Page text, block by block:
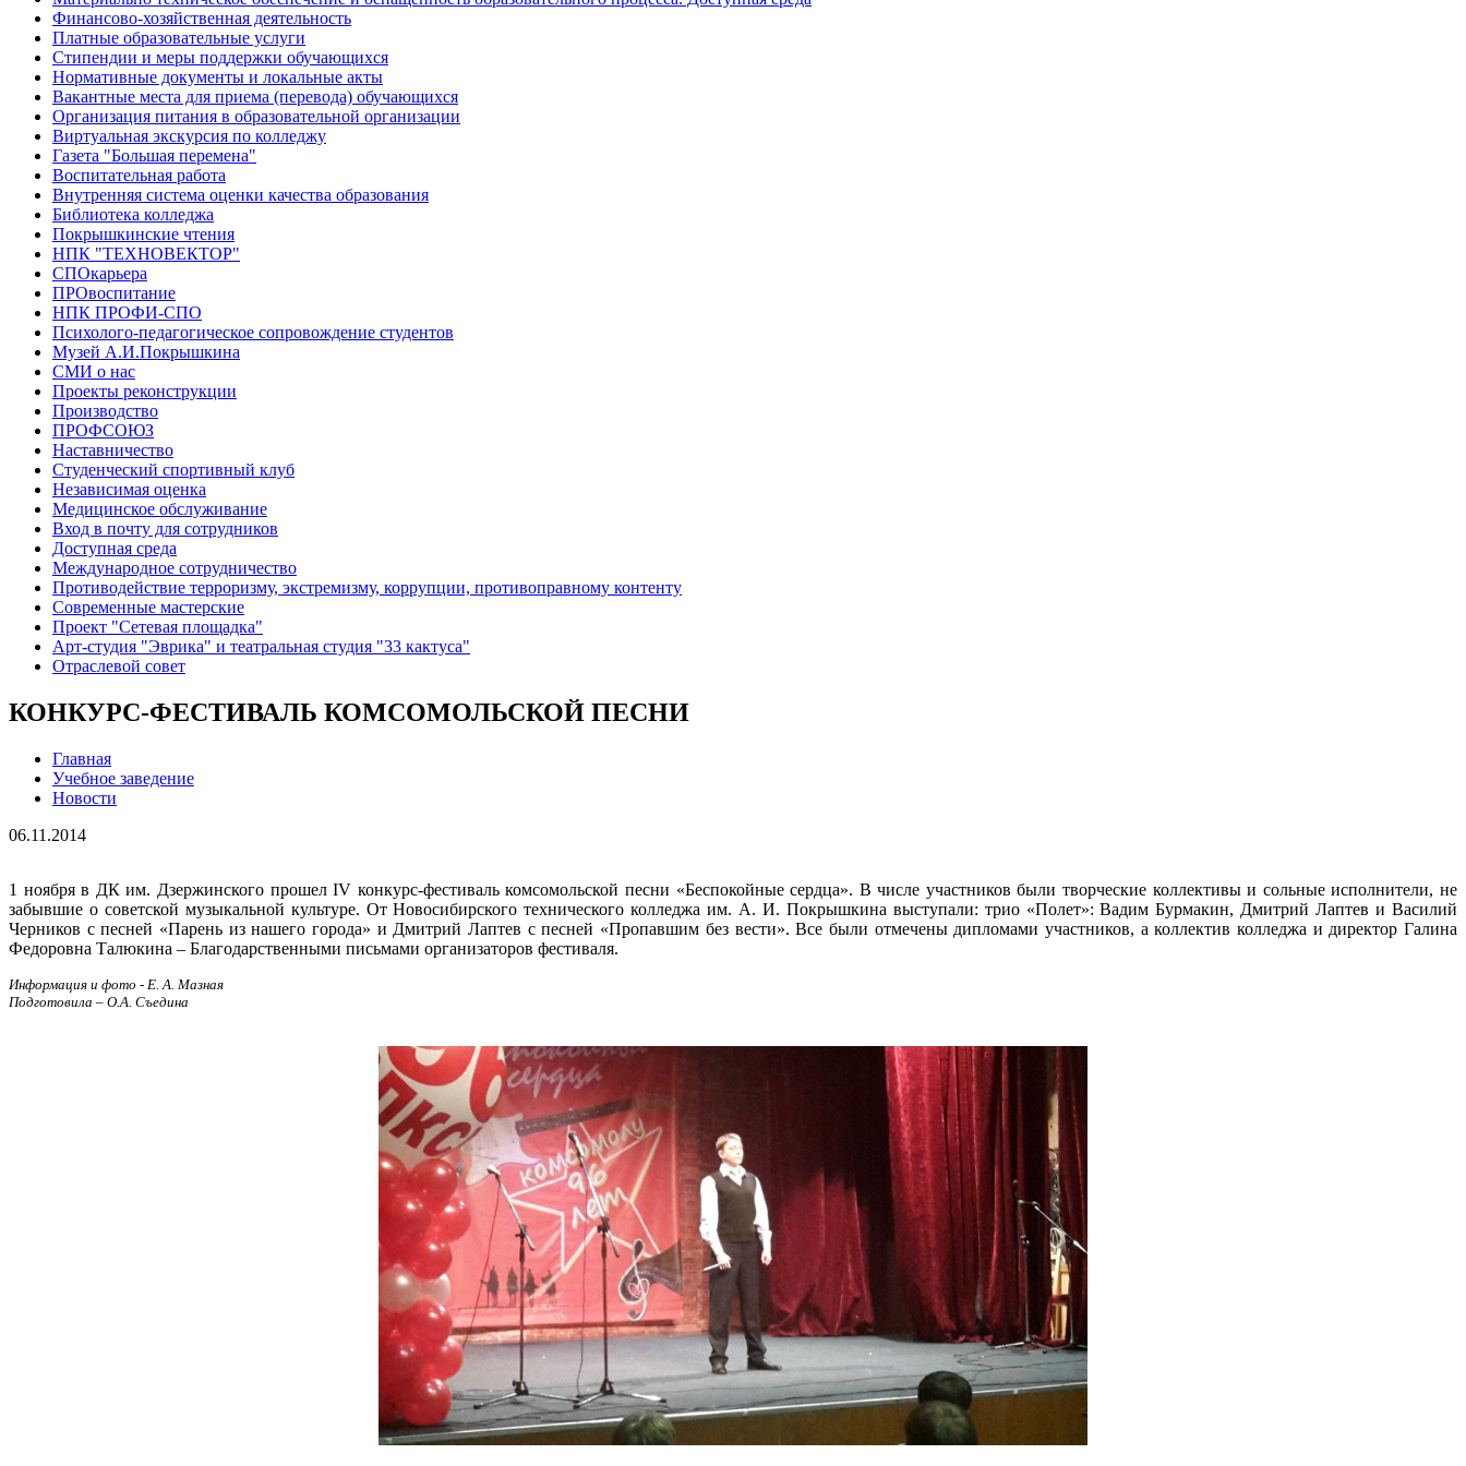
Финансово-хозяйственная деятельность
Платные образовательные услуги
Стипендии и меры поддержки обучающихся
Нормативные документы и локальные акты
Вакантные места для приема (перевода) обучающихся
Организация питания в образовательной организации
Виртуальная экскурсия по колледжу
Газета "Большая перемена"
Воспитательная работа
Внутренняя система оценки качества образования
Библиотека колледжа
Покрышкинские чтения
НПК "ТЕХНОВЕКТОР"
СПОкарьера
ПРОвоспитание
НПК ПРОФИ-СПО
Психолого-педагогическое сопровождение студентов
Музей А.И.Покрышкина
СМИ о нас
Проекты реконструкции
Производство
ПРОФСОЮЗ
Наставничество
Студенческий спортивный клуб
Независимая оценка
Медицинское обслуживание
Вход в почту для сотрудников
Доступная среда
Международное сотрудничество
Противодействие терроризму, экстремизму, коррупции, противоправному контенту
Современные мастерские
Проект "Сетевая площадка"
Арт-студия "Эврика" и театральная студия "33 кактуса"
Отраслевой совет
КОНКУРС-ФЕСТИВАЛЬ КОМСОМОЛЬСКОЙ ПЕСНИ
Главная
Учебное заведение
Новости
06.11.2014
1 ноября в ДК им. Дзержинского прошел IV конкурс-фестиваль комсомольской песни «Беспокойные сердца». В числе участников были творческие коллективы и сольные исполнители, не
забывшие о советской музыкальной культуре. От Новосибирского технического колледжа им. А. И. Покрышкина выступали: трио «Полет»: Вадим Бурмакин, Дмитрий Лаптев и Василий
Черников с песней «Парень из нашего города» и Дмитрий Лаптев с песней «Пропавшим без вести». Все были отмечены дипломами участников, а коллектив колледжа и директор Галина
Федоровна Талюкина – Благодарственными письмами организаторов фестиваля.
Информация и фото - Е. А. Мазная
Подготовила – О.А. Съедина